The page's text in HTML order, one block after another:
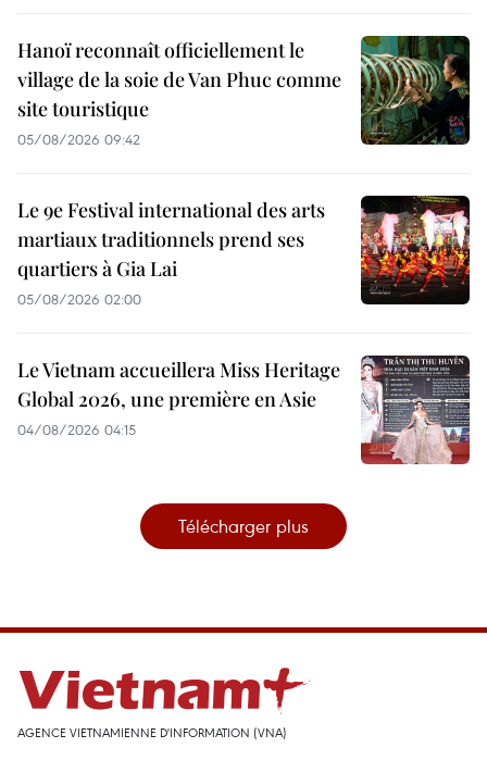
Hanoï reconnaît officiellement le
village de la soie de Van Phuc comme
site touristique
05/08/2026 09:42
Le 9e Festival international des arts
martiaux traditionnels prend ses
quartiers à Gia Lai
05/08/2026 02:00
Le Vietnam accueillera Miss Heritage
Global 2026, une première en Asie
04/08/2026 04:15
Télécharger plus
AGENCE VIETNAMIENNE D'INFORMATION (VNA)